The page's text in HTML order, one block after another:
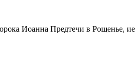
Иоанна Предтечи в Рощенье,